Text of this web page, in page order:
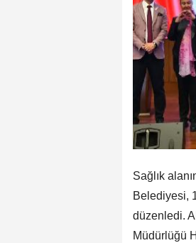
Sağlık
Belediyesi,
düzenledi.
Müdürlüğü